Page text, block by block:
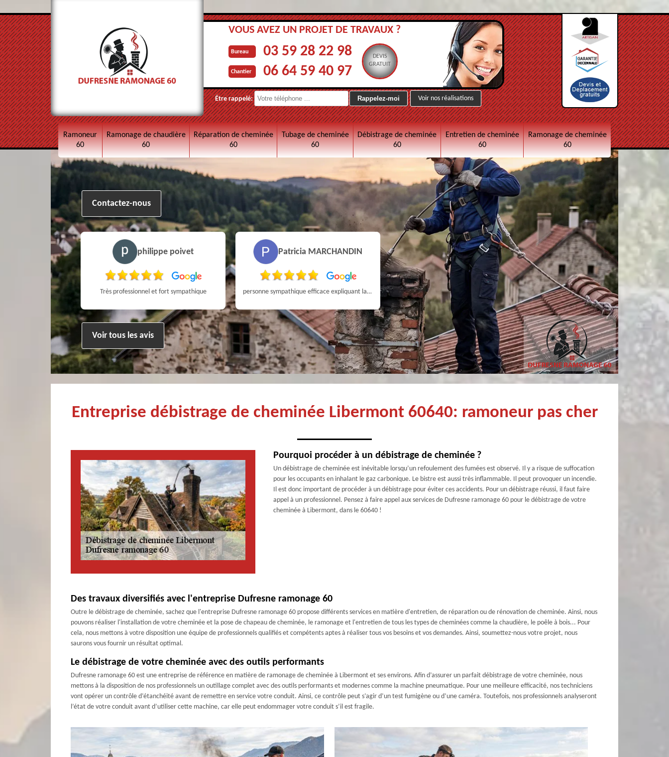
VOUS AVEZ UN PROJET DE TRAVAUX ?
Bureau 03 59 28 22 98
Chantier 06 64 59 40 97
DEVIS
GRATUIT
Être rappelé: Voir nos réalisations
Ramoneur
60
Ramonage de chaudière
60
Réparation de cheminée
60
Tubage de cheminée
60
Débistrage de cheminée
60
Entretien de cheminée
60
Ramonage de cheminée
60
Contactez-nous
Très professionnel et surtout un rendez vous rapide pour un ramonage efficace
philippe poivet
Très professionnel et fort sympathique
Patricia MARCHANDIN
personne sympathique efficace expliquant la démarche de son travail pour un résultat de qualité . A recommander
sylvain bury
Très bon Professionnel Recommandé
Simon Bataille-
Vandereecken
Voir tous les avis
Entreprise débistrage de cheminée Libermont 60640: ramoneur pas cher
Pourquoi procéder à un débistrage de cheminée ?
Un débistrage de cheminée est inévitable lorsqu’un refoulement des fumées est observé. Il y a risque de suffocation
pour les occupants en inhalant le gaz carbonique. Le bistre est aussi très inflammable. Il peut provoquer un incendie.
Il est donc important de procéder à un débistrage pour éviter ces accidents. Pour un débistrage réussi, il faut faire
appel à un professionnel. Pensez à faire appel aux services de Dufresne ramonage 60 pour le débistrage de votre
cheminée à Libermont, dans le 60640 !
Des travaux diversifiés avec l'entreprise Dufresne ramonage 60
Outre le débistrage de cheminée, sachez que l'entreprise Dufresne ramonage 60 propose différents services en matière d'entretien, de réparation ou de rénovation de cheminée. Ainsi, nous
pouvons réaliser l'installation de votre cheminée et la pose de chapeau de cheminée, le ramonage et l'entretien de tous les types de cheminées comme la chaudière, le poêle à bois... Pour
cela, nous mettons à votre disposition une équipe de professionnels qualifiés et compétents aptes à réaliser tous vos besoins et vos demandes. Ainsi, soumettez-nous votre projet, nous
saurons vous fournir un résultat optimal.
Le débistrage de votre cheminée avec des outils performants
Dufresne ramonage 60 est une entreprise de référence en matière de ramonage de cheminée à Libermont et ses environs. Afin d’assurer un parfait débistrage de votre cheminée, nous
mettons à la disposition de nos professionnels un outillage complet avec des outils performants et modernes comme la machine pneumatique. Pour une meilleure efficacité, nos techniciens
vont opérer un contrôle d’étanchéité avant de remettre en service votre conduit. Ainsi, ce contrôle peut s’agir d’un test fumigène ou d’une caméra. Toutefois, nos professionnels analyseront
l’état de votre conduit avant d’utiliser cette machine, car elle peut endommager votre conduit s’il est fragile.